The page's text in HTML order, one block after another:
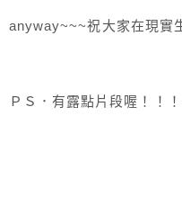
anyway~~~祝大家在現實
ＰＳ．有露點片段喔！！